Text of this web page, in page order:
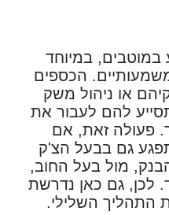
במיוחד
הכספים
או ניהול משק
להם לעבור את
זאת, אם
גם בבעל הצ'ק
מול בעל החוב,
גם כאן נדרשת
השלילי.